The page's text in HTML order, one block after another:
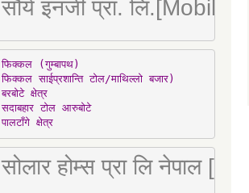
सौर्य इनर्जी प्रा.
फिक्कल (गुम्बापथ)
फिक्कल साईप्रशान्ति टोल/माथिल्लो बजार)
बरबोटे क्षेत्र
सदाबहार टोल आरुबोटे
पालटाँगे क्षेत्र
सोलार होम्स प्रा लि नेपाल